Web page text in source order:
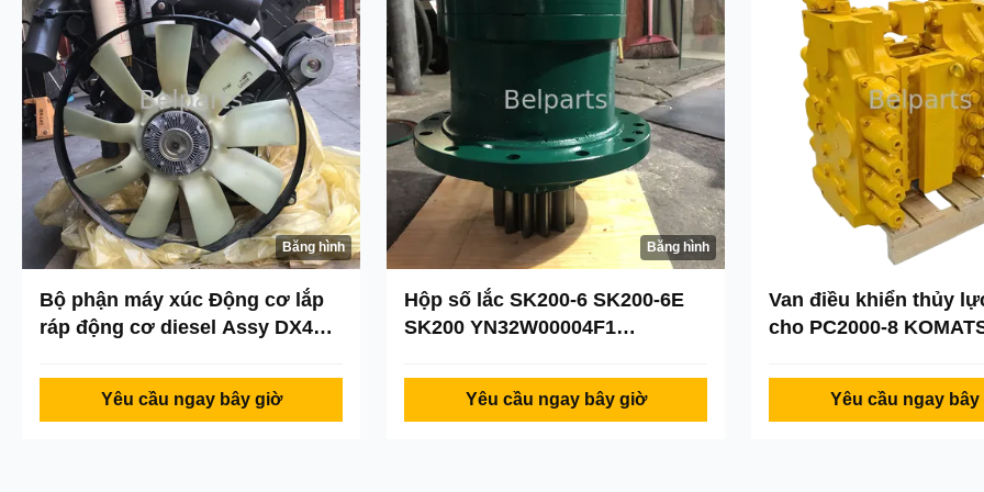
Băng hình
Bộ phận máy xúc Động cơ lắp
ráp động cơ diesel Assy DX480
Yêu cầu ngay bây giờ
Băng hình
Hộp số lắc SK200-6 SK200-6E
SK200 YN32W00004F1
Yêu cầu ngay bây giờ
Van điều khiển thủy
cho PC2000-8
phận máy đào 709-
đính kèm phân phối
Yêu cầu ngay